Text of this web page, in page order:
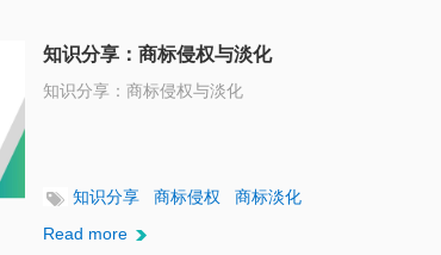
知识分享：商标侵权与淡化
知识分享：商标侵权与淡化
知识分享 商标侵权
商标淡化
Read more